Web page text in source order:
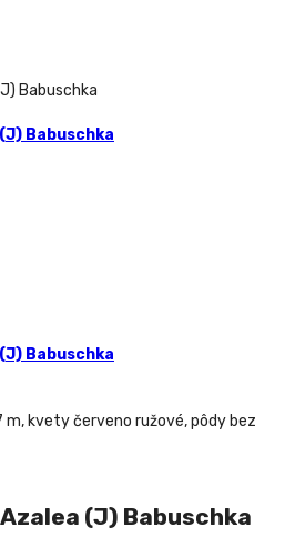
Babuschka
Babuschka
m, kvety červeno ružové, pôdy bez
(J) Babuschka